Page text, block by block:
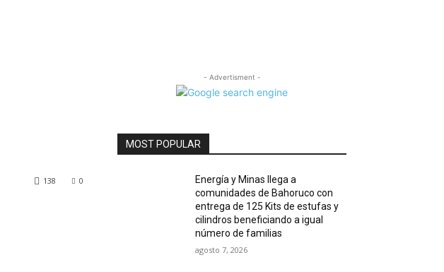
0
138
- Advertisment -
MOST POPULAR
Energía y Minas llega a
comunidades de Bahoruco con
entrega de 125 Kits de estufas y
cilindros beneficiando a igual
número de familias
agosto 7, 2026